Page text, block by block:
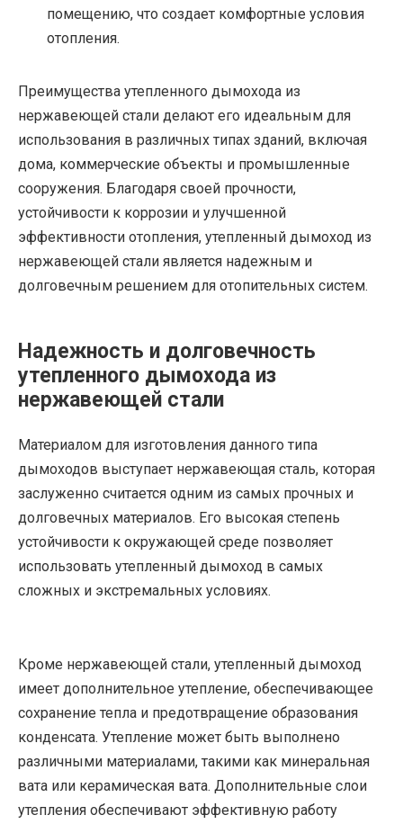
помещению, что создает комфортные условия
отопления.
Преимущества утепленного дымохода из
нержавеющей стали делают его идеальным для
использования в различных типах зданий, включая
дома, коммерческие объекты и промышленные
сооружения. Благодаря своей прочности,
устойчивости к коррозии и улучшенной
эффективности отопления, утепленный дымоход из
нержавеющей стали является надежным и
долговечным решением для отопительных систем.
Надежность и долговечность
утепленного дымохода из
нержавеющей стали
Материалом для изготовления данного типа
дымоходов выступает нержавеющая сталь, которая
заслуженно считается одним из самых прочных и
долговечных материалов. Его высокая степень
устойчивости к окружающей среде позволяет
использовать утепленный дымоход в самых
сложных и экстремальных условиях.
Кроме нержавеющей стали, утепленный дымоход
имеет дополнительное утепление, обеспечивающее
сохранение тепла и предотвращение образования
конденсата. Утепление может быть выполнено
различными материалами, такими как минеральная
вата или керамическая вата. Дополнительные слои
утепления обеспечивают эффективную работу